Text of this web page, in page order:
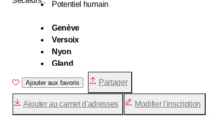
Potentiel humain
Genève
Versoix
Nyon
Gland
Morges
Lausanne
Ajouter aux favoris Partager
Ajouter au carnet d'adresses Modifier l'inscription